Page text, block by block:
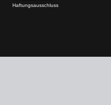
Haftungsausschluss